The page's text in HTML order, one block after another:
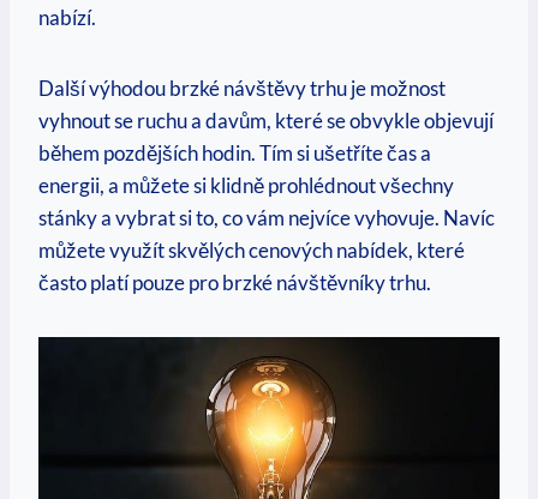
nabízí.
Další výhodou brzké návštěvy trhu je možnost
vyhnout se ruchu a davům, které se obvykle objevují
během pozdějších hodin. Tím si ušetříte čas a
energii, a můžete si klidně prohlédnout všechny
stánky a vybrat si to, co vám nejvíce vyhovuje. Navíc
můžete využít skvělých cenových nabídek, které
často platí pouze pro brzké návštěvníky trhu.